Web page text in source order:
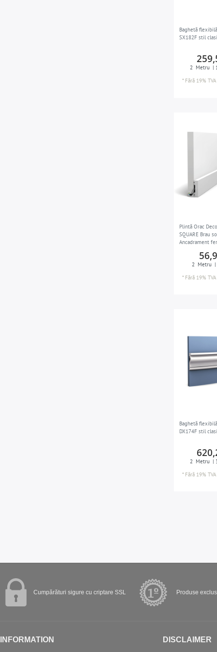
Baghetă
SX182F stil
2 Metru |
* Fără 19% TVA
Plintă Orac
SQUARE Brau
Ancadrament
decorativ în
2 Metru
* Fără 19% TVA
Baghetă
DX174F stil
2 Metru |
* Fără 19% TVA
Cumpărături sigure cu criptare SSL Produse
INFORMATION DISCLAIMER